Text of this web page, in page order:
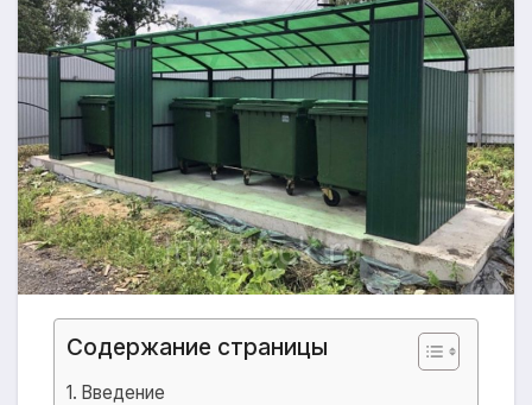
Содержание страницы
Введение